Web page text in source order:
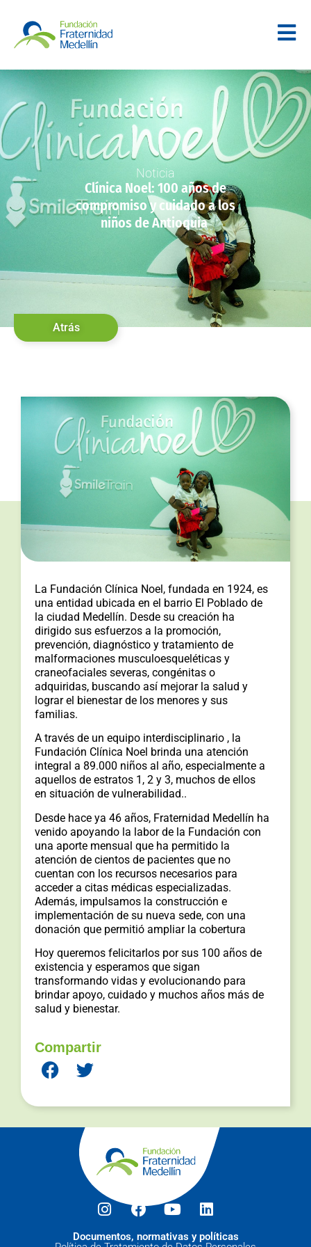
Noticia
Clínica Noel: 100 años de
compromiso y cuidado a los
niños de Antioquia
Atrás
La Fundación Clínica Noel, fundada en 1924, es
una entidad ubicada en el barrio El Poblado de
la ciudad Medellín. Desde su creación ha
dirigido sus esfuerzos a la promoción,
prevención, diagnóstico y tratamiento de
malformaciones musculoesqueléticas y
craneofaciales severas, congénitas o
adquiridas, buscando así mejorar la salud y
lograr el bienestar de los menores y sus
familias.
A través de un equipo interdisciplinario , la
Fundación Clínica Noel brinda una atención
integral a 89.000 niños al año, especialmente a
aquellos de estratos 1, 2 y 3, muchos de ellos
en situación de vulnerabilidad..
Desde hace ya 46 años, Fraternidad Medellín ha
venido apoyando la labor de la Fundación con
una aporte mensual que ha permitido la
atención de cientos de pacientes que no
cuentan con los recursos necesarios para
acceder a citas médicas especializadas.
Además, impulsamos la construcción e
implementación de su nueva sede, con una
donación que permitió ampliar la cobertura
Hoy queremos felicitarlos por sus 100 años de
existencia y esperamos que sigan
transformando vidas y evolucionando para
brindar apoyo, cuidado y muchos años más de
salud y bienestar.
Compartir
Documentos, normativas y políticas